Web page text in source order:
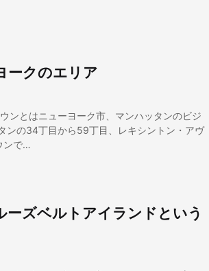
ークのエリア
ンとはニューヨーク市、マンハッタンのビジ
ンの34丁目から59丁目、レキシントン・アヴ
ンで…
ズベルトアイランドという